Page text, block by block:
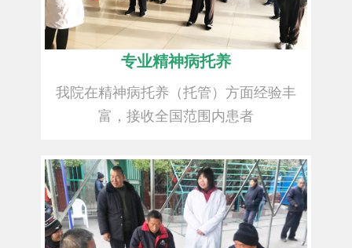
专业精神病托养
我院在精神病托养（托管）方面经验丰
富，接收全国范围内患者